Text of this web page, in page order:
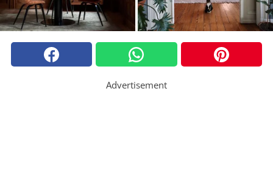
Advertisement